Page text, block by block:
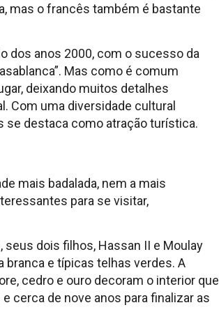
mas o francês também é bastante
dos anos 2000, com o sucesso da
Mas como é comum
deixando muitos detalhes
Com uma diversidade cultural
se destaca como atração turística.
mais badalada, nem a mais
para se visitar,
seus dois filhos, Hassan II e Moulay
branca e típicas telhas verdes. A
cedro e ouro decoram o interior que
cerca de nove anos para finalizar as